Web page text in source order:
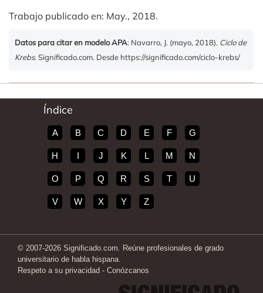
Trabajo publicado en: May., 2018.
Datos para citar en modelo APA: Navarro, J. (mayo, 2018). Ciclo de
Krebs. Significado.com. Desde https://significado.com/ciclo-krebs/
Índice
A B C D E F G
H I J K L M N
O P Q R S T U
V W X Y Z
© 2007-2026 Significado.com. Reúne profesionales de grado
universitario de habla hispana.
Respeto a su privacidad - Conózcanos